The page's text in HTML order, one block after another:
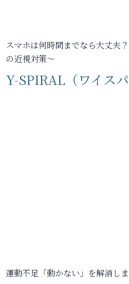
スマホは何時間までなら大丈夫
の近視対策～
Y-SPIRAL（ワイスパ
運動不足「動かない」を解消し